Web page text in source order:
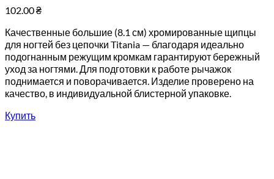
102.00₴
Качественные большие (8.1 см) хромированные щипцы
для ногтей без цепочки Titania — благодаря идеально
подогнанным режущим кромкам гарантируют бережный
уход за ногтями. Для подготовки к работе рычажок
поднимается и поворачивается. Изделие проверено на
качество, в индивидуальной блистерной упаковке.
Купить